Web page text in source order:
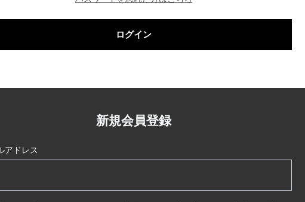
ログイン
新規会員登録
アドレス